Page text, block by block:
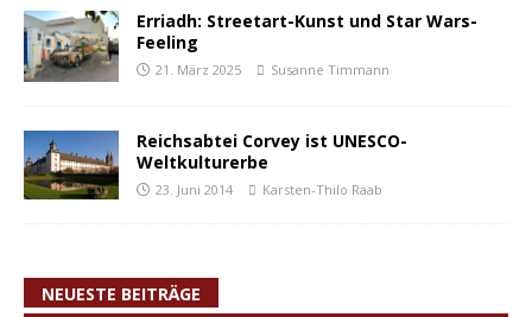
Erriadh: Streetart-Kunst und Star Wars-
Feeling
21. März 2025 Susanne Timmann
Reichsabtei Corvey ist UNESCO-
Weltkulturerbe
23. Juni 2014 Karsten-Thilo Raab
NEUESTE BEITRÄGE